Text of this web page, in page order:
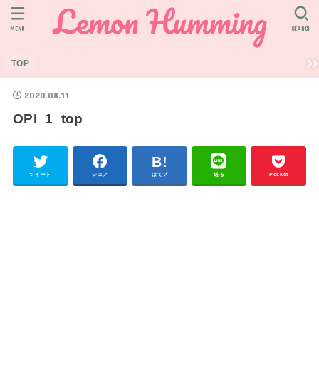
TOP
SEARCH
MENU
2020.08.11
OPI_1_top
ツイート シェア はてブ 送る Pocket